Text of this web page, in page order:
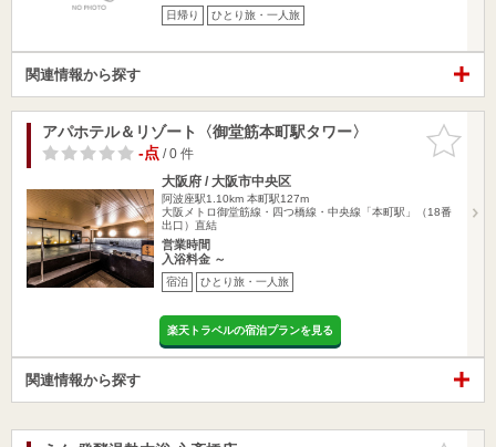
日帰り ひとり旅・一人旅
関連情報から探す
お気に入
りに追加
アパホテル＆リゾート〈御堂筋本町駅タワー〉
-点/ 0 件
大阪府 / 大阪市中央区
阿波座駅1.10km 本町駅127m
大阪メトロ御堂筋線・四つ橋線・中央線「本町駅」（18番
出口）直結
営業時間
入浴料金 ～
宿泊 ひとり旅・一人旅
楽天トラベルの宿泊プランを見る
関連情報から探す